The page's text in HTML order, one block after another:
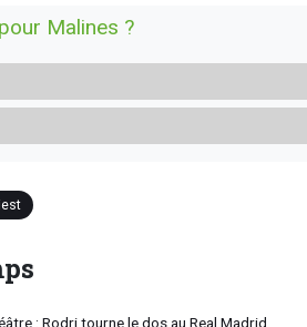
Malines ?
: Rodri tourne le dos au Real Madrid